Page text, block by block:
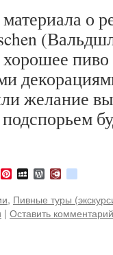
о
пиво
желание
PinterestMySpaceWordPress
Diary.Ru
, Пивные туры
| Оставить комментарий